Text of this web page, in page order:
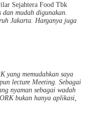
Sejahtera Food Tbk
mudah digunakan.
Jakarta. Harganya juga
yang memudahkan saya
lecture Meeting. Sebagai
nyaman sebagai wadah
bukan hanya aplikasi,